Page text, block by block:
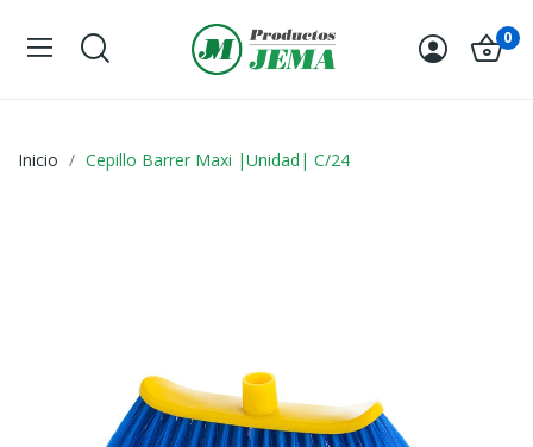
0
Inicio Cepillo Barrer Maxi |Unidad| C/24